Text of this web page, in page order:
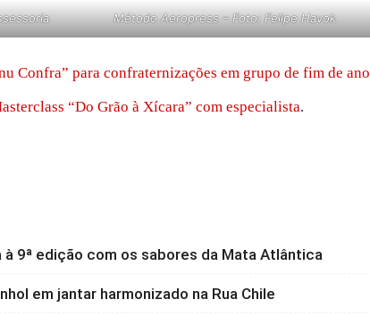
Método Aeropress – Foto: Felipe Havok
Confra” para confraternizações em grupo de fim de ano
“Do Grão à Xícara” com especialista.
9ª edição com os sabores da Mata Atlântica
em jantar harmonizado na Rua Chile